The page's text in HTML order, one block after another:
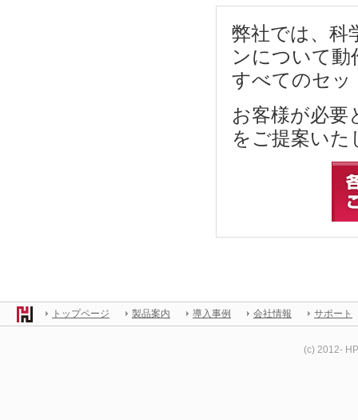
弊社では、科
ンについて動
すべてのセッ
お客様が必要
をご提案いた
トップページ 製品案内 導入事例 会社情報 サポート
(c) 2012-